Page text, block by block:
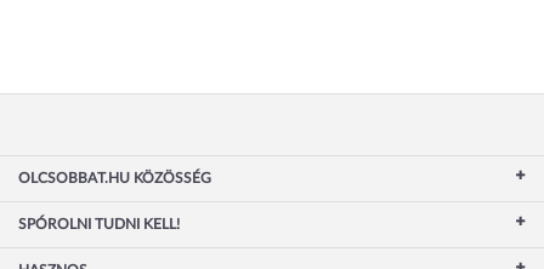
OLCSOBBAT.HU KÖZÖSSÉG
SPÓROLNI TUDNI KELL!